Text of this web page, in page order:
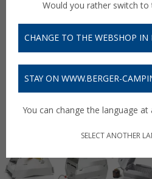
Would you rather switch to
CHANGE TO THE WEBSHOP IN
STAY ON WWW.BERGER-
You can change the language
SELECT ANOTHER